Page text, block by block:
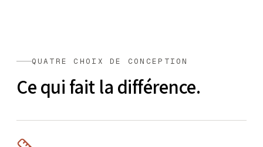
QUATRE CHOIX DE CONCEPTION
Ce qui fait la différence.